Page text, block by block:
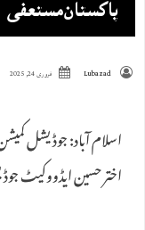
پاکستان مستعفی
Lubazad فروری 24, 2025
اسلام آباد: جوڈیشل
اختر حسین ایڈووکیٹ